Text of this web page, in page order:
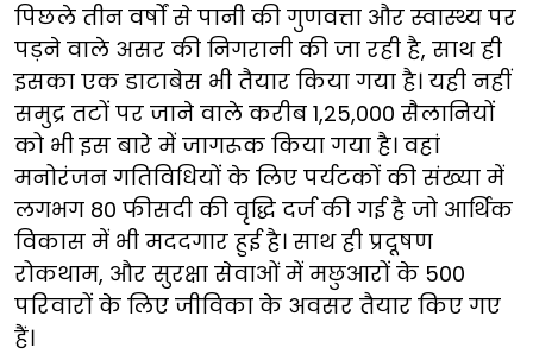
पिछले तीन वर्षों से पानी की गुणवत्ता और स्वास्थ्य पर
पड़ने वाले असर की निगरानी की जा रही है, साथ ही
इसका एक डाटाबेस भी तैयार किया गया है। यही नहीं
समुद्र तटों पर जाने वाले करीब 1,25,000 सैलानियों
को भी इस बारे में जागरूक किया गया है। वहां
मनोरंजन गतिविधियों के लिए पर्यटकों की संख्या में
लगभग 80 फीसदी की वृद्धि दर्ज की गई है जो आर्थिक
विकास में भी मददगार हुई है। साथ ही प्रदूषण
रोकथाम, और सुरक्षा सेवाओं में मछुआरों के 500
परिवारों के लिए जीविका के अवसर तैयार किए गए
हैं।